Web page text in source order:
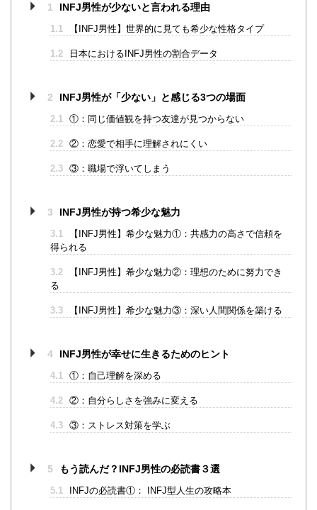
1 INFJ男性が少ないと言われる理由
1.1 【INFJ男性】世界的に見ても希少な性格タイプ
1.2 日本におけるINFJ男性の割合データ
2 INFJ男性が「少ない」と感じる3つの場面
2.1 ①：同じ価値観を持つ友達が見つからない
2.2 ②：恋愛で相手に理解されにくい
2.3 ③：職場で浮いてしまう
3 INFJ男性が持つ希少な魅力
3.1
【INFJ男性】希少な魅力①：共感力の高さで信頼を
得られる
3.2
【INFJ男性】希少な魅力②：理想のために努力でき
る
3.3 【INFJ男性】希少な魅力③：深い人間関係を築ける
4 INFJ男性が幸せに生きるためのヒント
4.1 ①：自己理解を深める
4.2 ②：自分らしさを強みに変える
4.3 ③：ストレス対策を学ぶ
5 もう読んだ？INFJ男性の必読書３選
5.1 INFJの必読書①： INFJ型人生の攻略本